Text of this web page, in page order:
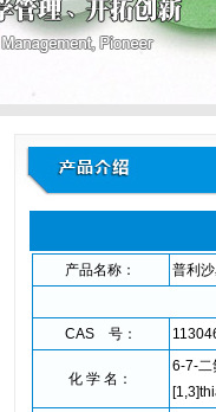
产品名称： 普利
CAS 号：
化 学 名：
6-7-二